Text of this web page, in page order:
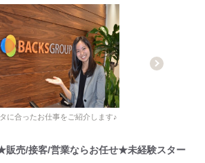
に合ったお仕事をご紹介します♪
販売/接客/営業ならお任せ★未経験スター